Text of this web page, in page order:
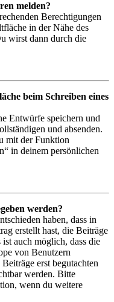
melden?
Berechtigungen
in der Nähe des
wirst dann durch die
beim Schreiben eines
Entwürfe speichern und
und absenden.
mit der Funktion
in deinem persönlichen
werden?
haben, dass in
erstellt hast, die Beiträge
auch möglich, dass die
von Benutzern
erst begutachten
werden. Bitte
wenn du weitere